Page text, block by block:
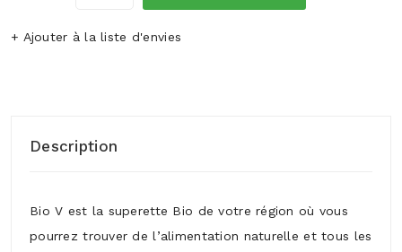
+ Ajouter à la liste d'envies
Description
Bio V est la superette Bio de votre région où vous
pourrez trouver de l’alimentation naturelle et tous les